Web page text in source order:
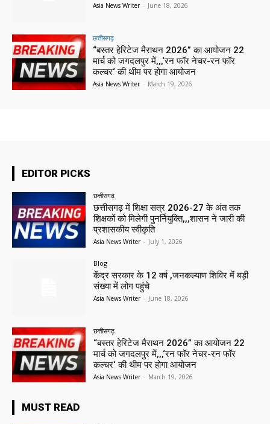
Asia News Writer - June 18, 2026
छत्तीसगढ़
“बस्तर हेरिटेज मैराथन 2026” का आयोजन 22
मार्च को जगदलपुर में,,,‘रन फॉर नेचर-रन फॉर
कल्चर‘ की थीम पर होगा आयोजन
Asia News Writer - March 19, 2026
EDITOR PICKS
छत्तीसगढ़
छत्तीसगढ़ में शिक्षा सत्र 2026-27 के अंत तक
शिक्षकों को मिलेगी पुनर्नियुक्ति,,,शासन ने जारी की
प्रशासकीय स्वीकृति
Asia News Writer - July 1, 2026
Blog
केंद्र सरकार के 12 वर्ष ,जनकल्याण शिविर में बड़ी
संख्या में लोग पहुंचे
Asia News Writer - June 18, 2026
छत्तीसगढ़
“बस्तर हेरिटेज मैराथन 2026” का आयोजन 22
मार्च को जगदलपुर में,,,‘रन फॉर नेचर-रन फॉर
कल्चर‘ की थीम पर होगा आयोजन
Asia News Writer - March 19, 2026
MUST READ